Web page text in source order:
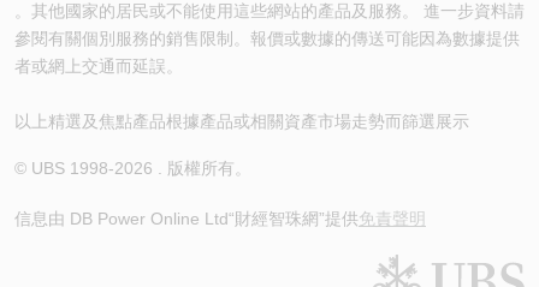
。其他國家的居民或不能使用這些網站的產品及服務。 進一步資料請
參閱有關個別服務的銷售限制。報價或數據的傳送可能因為數據提供
者或網上交通而延誤。
以上精選及焦點產品根據產品或相關資產市場走勢而篩選展示
© UBS 1998-2026 . 版權所有。
信息由 DB Power Online Ltd“財經智珠網”提供免責聲明